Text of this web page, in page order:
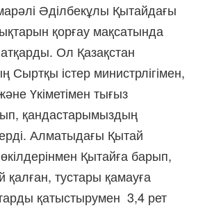
Әділбекұлы Қытайдағы
қорғау мақсатында
Ол Қазақстан
Сыртқы істер министрлігімен,
Үкіметімен тығыз
қандастарымыздың
Алматыдағы Қытай
Қытайға барып,
қалған, тустары қамауға
қатыстырумен 3,4 рет